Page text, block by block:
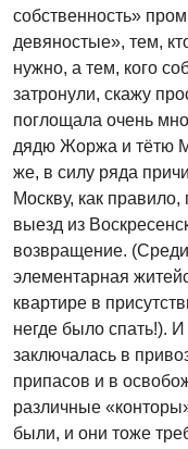
собственность»
девяностые», тем,
нужно, а тем, кого
затронули, скажу
поглощала очень
дядю Жоржа и тётю
же, в силу ряда
Москву, как
выезд из
возвращение.
элементарная
квартире в
негде было спать!).
заключалась в
припасов и в
различные
были, и они тоже